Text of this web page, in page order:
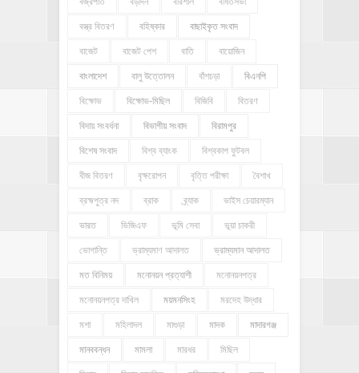
বস্ত্র বিতরণ বহিষ্কার বাছাইকৃত সংবাদ
বাজেট বাজেট পেশ বাতি বায়োজিন
বাংলাদেশ বালু উত্তোলন বাঁশচড়া বিএনপি
বিক্ষোভ বিক্ষোভ-মিছিল বিজিবি বিতরণ
বিদায় সংবর্ধনা বিভাগীয় সংবাদ বিরামপুর
বিশেষ সংবাদ বিশ্ব ব্যাংক বিশ্বকাপ ফুটবল
বীজ বিতরণ বৃক্ষরোপন বৃত্তি পরীক্ষা বৈশাখ
ব্রহ্মপুত্র নদ ব্রাক ব্র্যাক ভাইস চেয়ারম্যান
ভারত ভিজিএফ ভূমি সেবা ভূয়া চাকরী
ভোগান্তি ভ্রাম্যমাণ আদালত ভ্রাম্যমান আদালত
মত বিনিময় মনোনয়ন প্রত্যাশী মনোনয়নপত্র
মনোনয়নপত্র দাখিল ময়মনসিংহ মরদেহ উদ্ধার
মশা মহিলাদল মাগুড়া মাদক মাদারগঞ্জ
মানববন্ধন মামলা মারধর মিছিল